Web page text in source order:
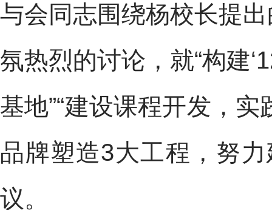
与会同志围绕杨校长提
氛热烈的讨论，就“构建
基地”“建设课程开发，
品牌塑造3大工程，努
议。